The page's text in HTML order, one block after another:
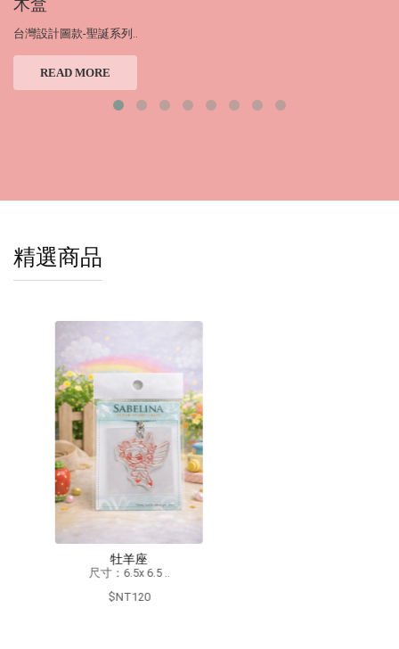
木盒
台灣設計圖款-聖誕系列..
READ MORE
精選商品